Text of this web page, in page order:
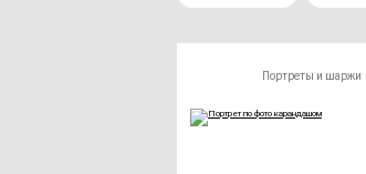
Портреты и шаржи